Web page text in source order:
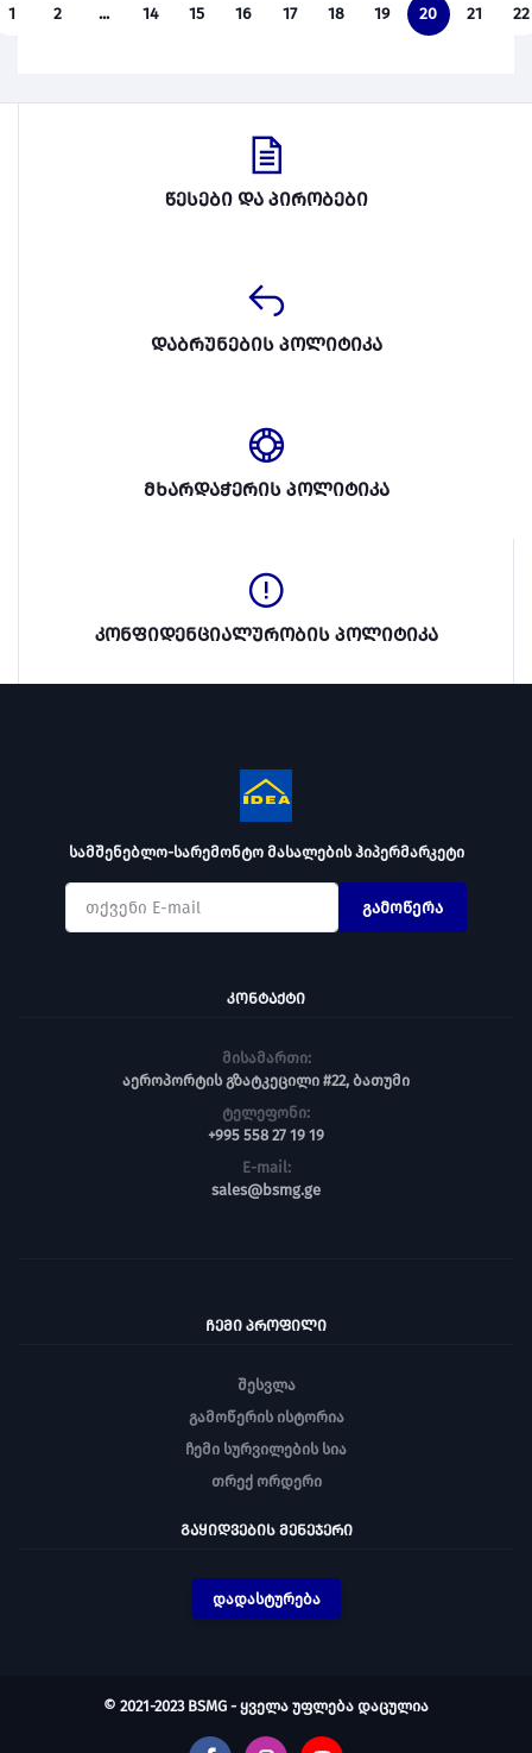
1 2 ... 14 15 16 17 18 19 20 21 22
წესები და პირობები
დაბრუნების პოლიტიკა
მხარდაჭერის პოლიტიკა
კონფიდენციალურობის პოლიტიკა
სამშენებლო-სარემონტო მასალების ჰიპერმარკეტი
გამოწერა
ᲙᲝᲜᲢᲐᲥᲢᲘ
მისამართი:
აეროპორტის გზატკეცილი #22, ბათუმი
ტელეფონი:
+995 558 27 19 19
E-mail:
sales@bsmg.ge
ᲩᲔᲛᲘ ᲞᲠᲝᲤᲘᲚᲘ
შესვლა
გამოწერის ისტორია
ჩემი სურვილების სია
თრექ ორდერი
ᲒᲐᲧᲘᲓᲕᲔᲑᲘᲡ ᲛᲔᲜᲔᲯᲔᲠᲘ
დადასტურება
© 2021-2023 BSMG - ყველა უფლება დაცულია